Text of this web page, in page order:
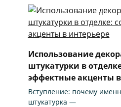
Использование
штукатурки в
эффектные акценты
Вступление: почему
штукатурка —